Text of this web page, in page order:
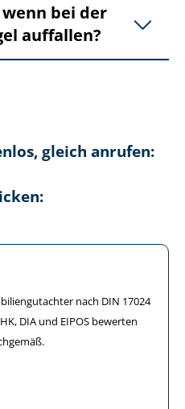
bei der
auffallen?
gleich anrufen:
nach DIN 17024
DIA und EIPOS bewerten